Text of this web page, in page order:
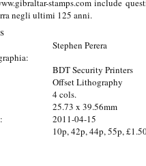
stamps.com include
negli ultimi 125 anni.
Stephen Perera
BDT Security Printers
Offset Lithography
4 cols.
25.73 x 39.56mm
2011-04-15
10p, 42p, 44p, 55p,